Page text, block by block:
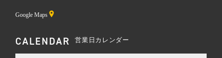
Google Maps
CALENDAR 営業日カレンダー